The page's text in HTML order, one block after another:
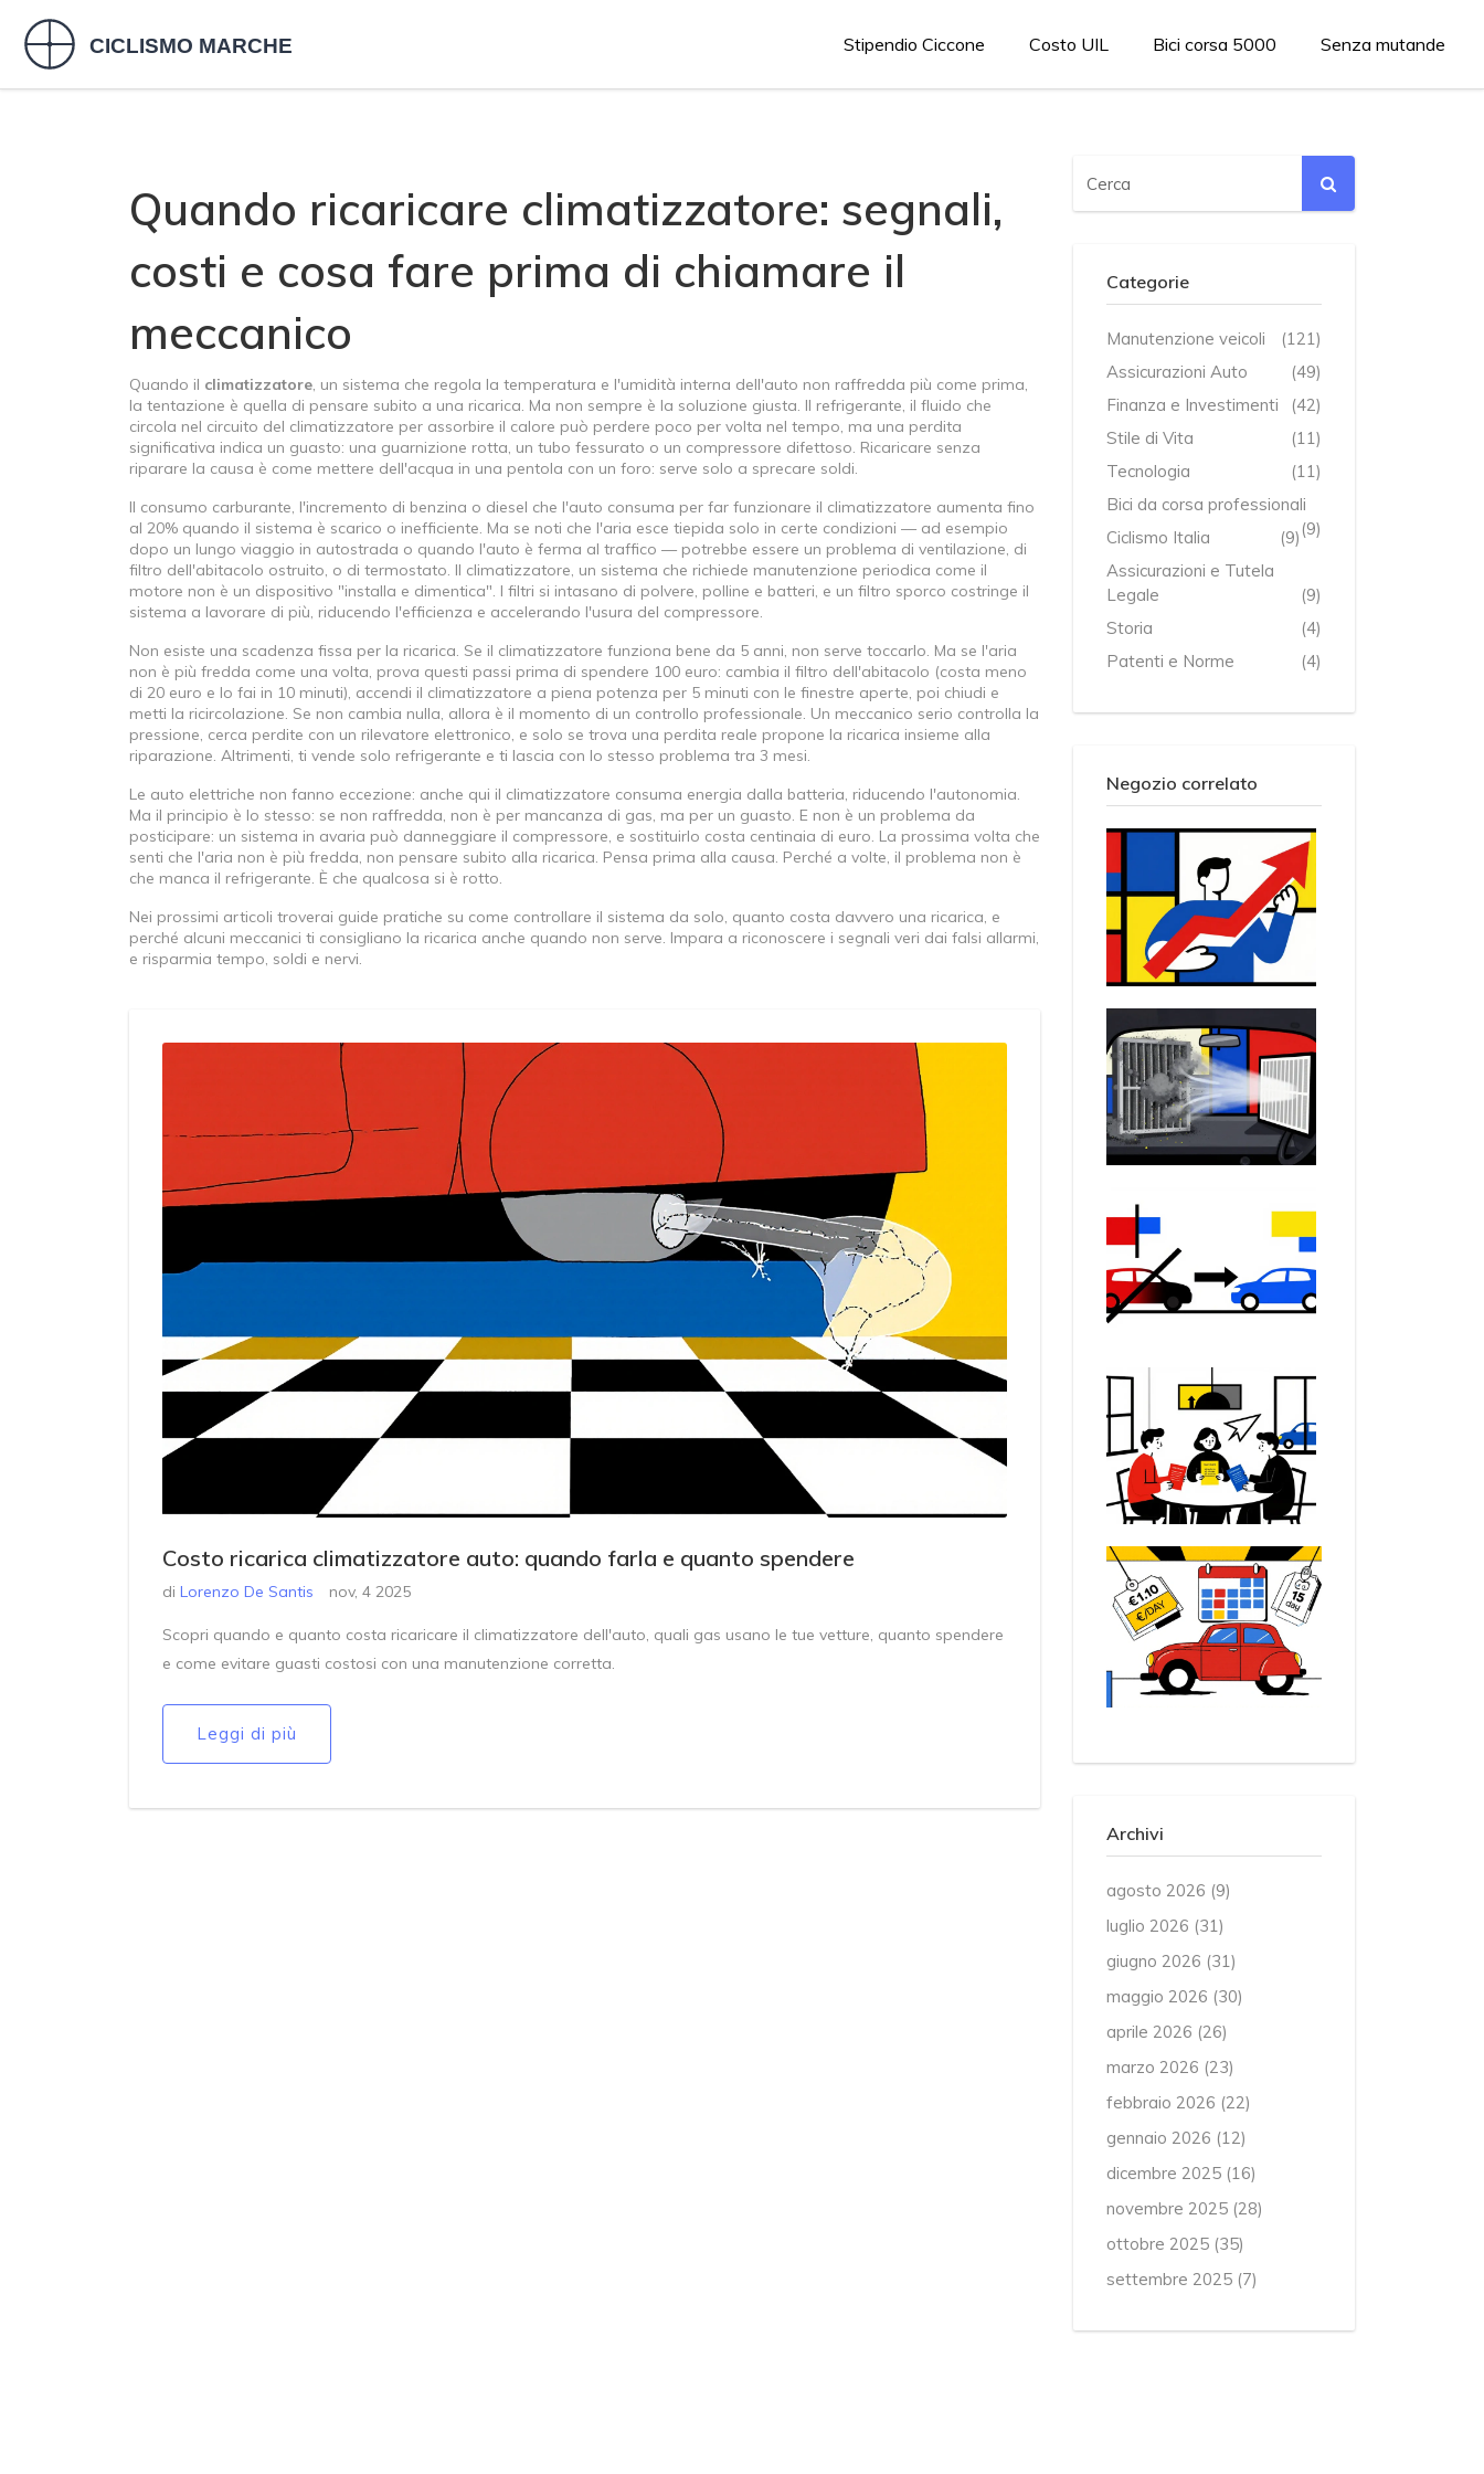
Stipendio Ciccone Costo UIL Bici corsa 5000 Senza mutande
Quando ricaricare climatizzatore: segnali,
costi e cosa fare prima di chiamare il
meccanico
Quando il climatizzatore, un sistema che regola la temperatura e l'umidità interna dell'auto non raffredda più come prima,
la tentazione è quella di pensare subito a una ricarica. Ma non sempre è la soluzione giusta. Il refrigerante, il fluido che
circola nel circuito del climatizzatore per assorbire il calore può perdere poco per volta nel tempo, ma una perdita
significativa indica un guasto: una guarnizione rotta, un tubo fessurato o un compressore difettoso. Ricaricare senza
riparare la causa è come mettere dell'acqua in una pentola con un foro: serve solo a sprecare soldi.
Il consumo carburante, l'incremento di benzina o diesel che l'auto consuma per far funzionare il climatizzatore aumenta fino
al 20% quando il sistema è scarico o inefficiente. Ma se noti che l'aria esce tiepida solo in certe condizioni — ad esempio
dopo un lungo viaggio in autostrada o quando l'auto è ferma al traffico — potrebbe essere un problema di ventilazione, di
filtro dell'abitacolo ostruito, o di termostato. Il climatizzatore, un sistema che richiede manutenzione periodica come il
motore non è un dispositivo "installa e dimentica". I filtri si intasano di polvere, polline e batteri, e un filtro sporco costringe il
sistema a lavorare di più, riducendo l'efficienza e accelerando l'usura del compressore.
Non esiste una scadenza fissa per la ricarica. Se il climatizzatore funziona bene da 5 anni, non serve toccarlo. Ma se l'aria
non è più fredda come una volta, prova questi passi prima di spendere 100 euro: cambia il filtro dell'abitacolo (costa meno
di 20 euro e lo fai in 10 minuti), accendi il climatizzatore a piena potenza per 5 minuti con le finestre aperte, poi chiudi e
metti la ricircolazione. Se non cambia nulla, allora è il momento di un controllo professionale. Un meccanico serio controlla la
pressione, cerca perdite con un rilevatore elettronico, e solo se trova una perdita reale propone la ricarica insieme alla
riparazione. Altrimenti, ti vende solo refrigerante e ti lascia con lo stesso problema tra 3 mesi.
Le auto elettriche non fanno eccezione: anche qui il climatizzatore consuma energia dalla batteria, riducendo l'autonomia.
Ma il principio è lo stesso: se non raffredda, non è per mancanza di gas, ma per un guasto. E non è un problema da
posticipare: un sistema in avaria può danneggiare il compressore, e sostituirlo costa centinaia di euro. La prossima volta che
senti che l'aria non è più fredda, non pensare subito alla ricarica. Pensa prima alla causa. Perché a volte, il problema non è
che manca il refrigerante. È che qualcosa si è rotto.
Nei prossimi articoli troverai guide pratiche su come controllare il sistema da solo, quanto costa davvero una ricarica, e
perché alcuni meccanici ti consigliano la ricarica anche quando non serve. Impara a riconoscere i segnali veri dai falsi allarmi,
e risparmia tempo, soldi e nervi.
Costo ricarica climatizzatore auto: quando farla e quanto spendere
di Lorenzo De Santis nov, 4 2025
Scopri quando e quanto costa ricaricare il climatizzatore dell'auto, quali gas usano le tue vetture, quanto spendere
e come evitare guasti costosi con una manutenzione corretta.
Leggi di più
Categorie
Manutenzione veicoli
(121)
Assicurazioni Auto
(49)
Finanza e Investimenti
(42)
Stile di Vita
(11)
Tecnologia
(11)
Bici da corsa professionali
(9)
Ciclismo Italia
(9)
Assicurazioni e Tutela
Legale
(9)
Storia
(4)
Patenti e Norme
(4)
Negozio correlato
Archivi
agosto 2026 (9)
luglio 2026 (31)
giugno 2026 (31)
maggio 2026 (30)
aprile 2026 (26)
marzo 2026 (23)
febbraio 2026 (22)
gennaio 2026 (12)
dicembre 2025 (16)
novembre 2025 (28)
ottobre 2025 (35)
settembre 2025 (7)